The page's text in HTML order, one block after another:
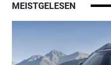
MEISTGELESEN